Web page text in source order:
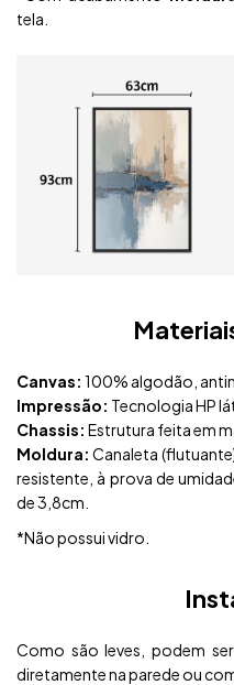
tela.
Canvas: 100% algodão,
Impressão: Tecnologia HP
Chassis: Estrutura feita em
Moldura: Canaleta
resistente, à prova de
de 3,8cm.
*Não possui vidro.
Como são leves, podem
diretamente na parede ou